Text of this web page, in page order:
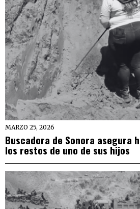
MARZO 25, 2026
Buscadora de Sonora asegura
los restos de uno de sus hijos